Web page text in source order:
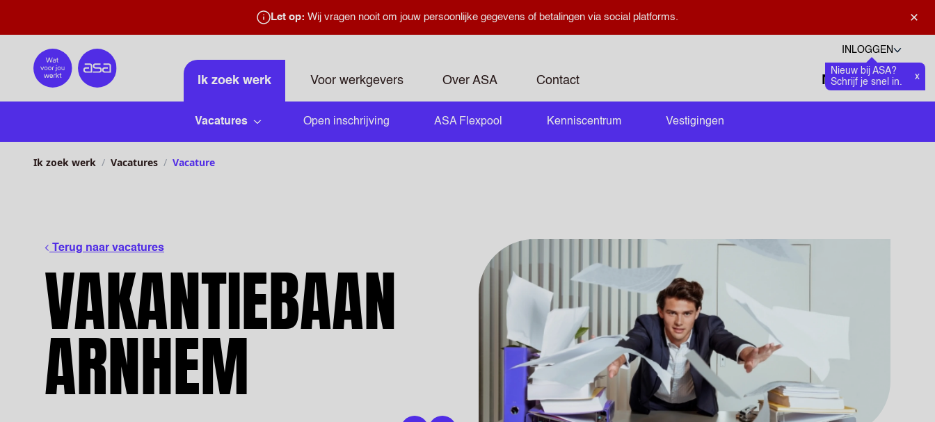
×
Let op: Wij vragen nooit om jouw persoonlijke gegevens of betalingen via social platforms.
Home
INLOGGEN
Nieuw bij ASA?
Schrijf je snel in.
x
Ik zoek werk Voor werkgevers Over ASA Contact
Talen
Zoeken openen
0
Vacatures
Open inschrijving ASA Flexpool Kenniscentrum Vestigingen
Ik zoek werk Vacatures Vacature
Terug naar vacatures
VAKANTIEBAAN
ARNHEM